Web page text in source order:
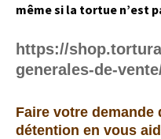
même si la tortue n’est
https://
generales-de-
Faire votre demande
détention en vous